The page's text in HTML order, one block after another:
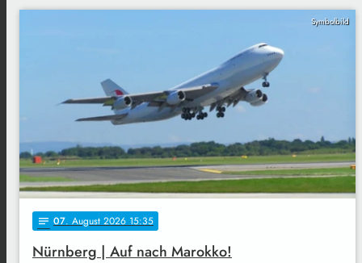
Symbolbild
notes 07. August 2026 15:35
Nürnberg | Auf nach Marokko!